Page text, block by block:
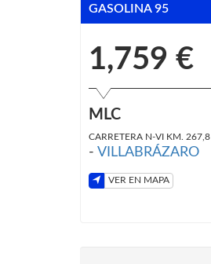
GASOLINA 95
1,759 €
MLC
CARRETERA N-VI KM. 267,8
- VILLABRÁZARO
VER EN MAPA